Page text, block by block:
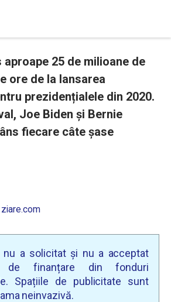
25 de milioane de
ore de la lansarea
prezidențialele din 2020.
Joe Biden și Bernie
fiecare câte șase
ziare.com
nu a solicitat și nu a acceptat
de finanțare din fonduri
Spațiile de publicitate sunt
neinvazivă.